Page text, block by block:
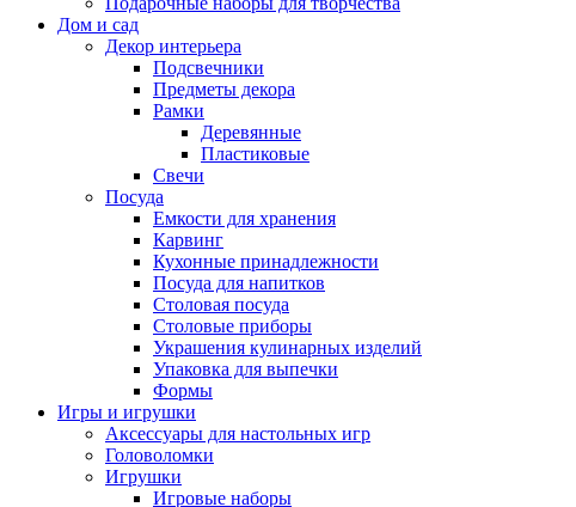
Дом и сад
Декор интерьера
Подсвечники
Предметы декора
Рамки
Деревянные
Пластиковые
Свечи
Посуда
Емкости для хранения
Карвинг
Кухонные принадлежности
Посуда для напитков
Столовая посуда
Столовые приборы
Украшения кулинарных изделий
Упаковка для выпечки
Формы
Игры и игрушки
Аксессуары для настольных игр
Головоломки
Игрушки
Игровые наборы